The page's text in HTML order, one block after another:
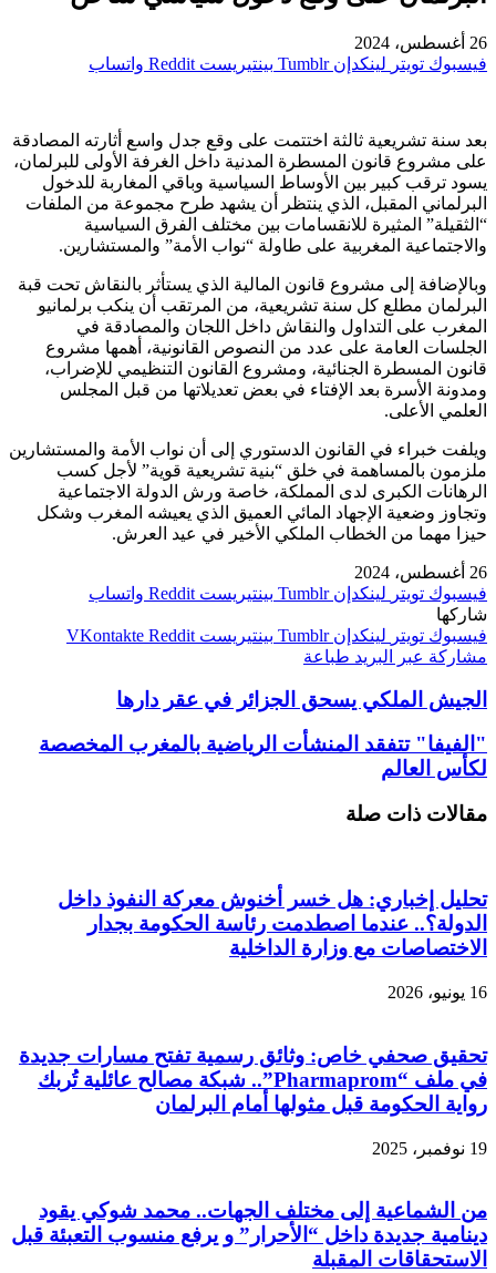
26 أغسطس، 2024
فيسبوك تويتر لينكدإن بينتيريست واتساب
بعد سنة تشريعية ثالثة اختتمت على وقع جدل واسع أثارته المصادقة
على مشروع قانون المسطرة المدنية داخل الغرفة الأولى للبرلمان،
يسود ترقب كبير بين الأوساط السياسية وباقي المغاربة للدخول
البرلماني المقبل، الذي ينتظر أن يشهد طرح مجموعة من الملفات
“الثقيلة” المثيرة للانقسامات بين مختلف الفرق السياسية
والاجتماعية المغربية على طاولة “نواب الأمة” والمستشارين.
وبالإضافة إلى مشروع قانون المالية الذي يستأثر بالنقاش تحت قبة
البرلمان مطلع كل سنة تشريعية، من المرتقب أن ينكب برلمانيو
المغرب على التداول والنقاش داخل اللجان والمصادقة في
الجلسات العامة على عدد من النصوص القانونية، أهمها مشروع
قانون المسطرة الجنائية، ومشروع القانون التنظيمي للإضراب،
ومدونة الأسرة بعد الإفتاء في بعض تعديلاتها من قبل المجلس
العلمي الأعلى.
ويلفت خبراء في القانون الدستوري إلى أن نواب الأمة والمستشارين
ملزمون بالمساهمة في خلق “بنية تشريعية قوية” لأجل كسب
الرهانات الكبرى لدى المملكة، خاصة ورش الدولة الاجتماعية
وتجاوز وضعية الإجهاد المائي العميق الذي يعيشه المغرب وشكل
حيزا مهما من الخطاب الملكي الأخير في عيد العرش.
26 أغسطس، 2024
فيسبوك تويتر لينكدإن بينتيريست
واتساب
شاركها
فيسبوك تويتر لينكدإن بينتيريست
مشاركة عبر البريد طباعة
الجيش الملكي يسحق الجزائر في عقر دارها
"الفيفا" تتفقد المنشأت الرياضية بالمغرب المخصصة
لكأس العالم
مقالات ذات صلة
تحليل إخباري: هل خسر أخنوش معركة النفوذ داخل
الدولة؟.. عندما اصطدمت رئاسة الحكومة بجدار
الاختصاصات مع وزارة الداخلية
16 يونيو، 2026
تحقيق صحفي خاص: وثائق رسمية تفتح مسارات جديدة
في ملف “Pharmaprom”.. شبكة مصالح عائلية تُربك
رواية الحكومة قبل مثولها أمام البرلمان
19 نوفمبر، 2025
من الشماعية إلى مختلف الجهات.. محمد شوكي يقود
دينامية جديدة داخل “الأحرار” و يرفع منسوب التعبئة قبل
الاستحقاقات المقبلة